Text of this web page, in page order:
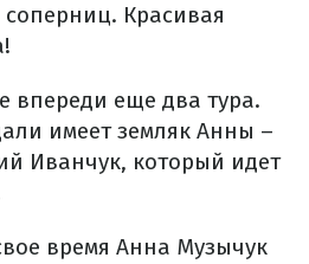
Красивая
впереди еще два тура.
имеет земляк Анны –
Иванчук, который идет
время Анна Музычук